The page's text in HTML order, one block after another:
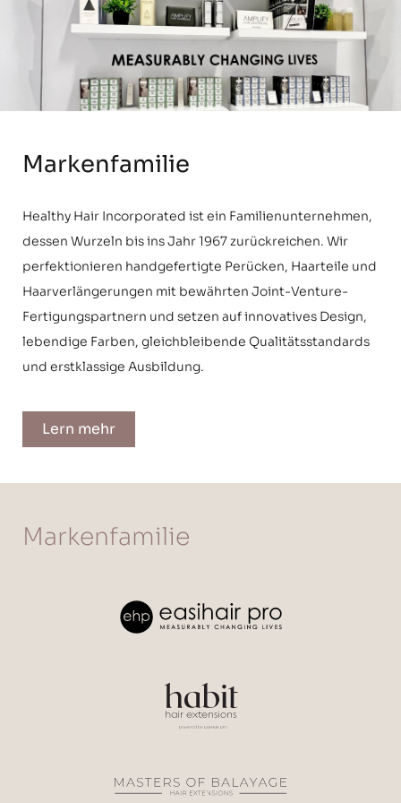
Markenfamilie
Healthy Hair Incorporated ist ein Familienunternehmen,
dessen Wurzeln bis ins Jahr 1967 zurückreichen. Wir
perfektionieren handgefertigte Perücken, Haarteile und
Haarverlängerungen mit bewährten Joint-Venture-
Fertigungspartnern und setzen auf innovatives Design,
lebendige Farben, gleichbleibende Qualitätsstandards
und erstklassige Ausbildung.
Lern mehr
Markenfamilie